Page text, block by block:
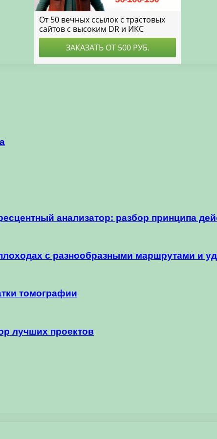
анализатор: разбор принципа
с разнообразными маршрутами и
томографии
лучших проектов